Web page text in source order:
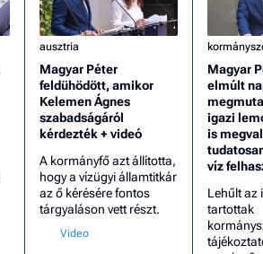
ausztria
Magyar Péter
feldühödött, amikor
Kelemen Ágnes
szabadságáról
kérdezték + videó
A kormányfő azt állította,
hogy a vízügyi államtitkár
az ő kérésére fontos
tárgyaláson vett részt.
Magyar
elmúlt
igazi
is
víz
Lehűlt az
tartottak